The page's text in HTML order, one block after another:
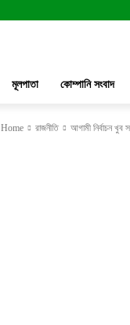
মূলপাতা কোম্পানি সংবাদ
Home রাজনীতি আগামী নির্বাচন